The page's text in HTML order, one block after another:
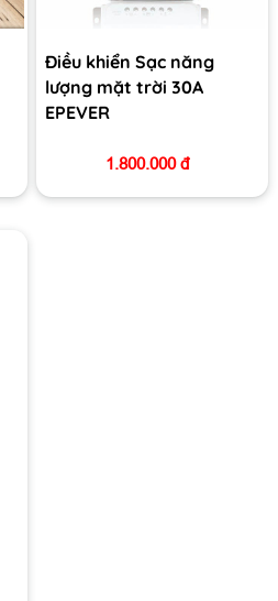
Điều khiển Sạc năng
lượng mặt trời 30A
EPEVER
1.800.000 đ